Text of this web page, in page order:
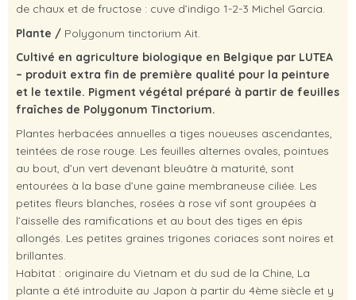
de chaux et de fructose : cuve d’indigo 1-2-3 Michel Garcia.
Plante / Polygonum tinctorium Ait.
Cultivé en agriculture biologique en Belgique par LUTEA
– produit extra fin de première qualité pour la peinture
et le textile. Pigment végétal préparé à partir de feuilles
fraîches de Polygonum Tinctorium.
Plantes herbacées annuelles a tiges noueuses ascendantes,
teintées de rose rouge. Les feuilles alternes ovales, pointues
au bout, d’un vert devenant bleuâtre à maturité, sont
entourées à la base d’une gaine membraneuse ciliée. Les
petites fleurs blanches, rosées à rose vif sont groupées à
l’aisselle des ramifications et au bout des tiges en épis
allongés. Les petites graines trigones coriaces sont noires et
brillantes.
Habitat : originaire du Vietnam et du sud de la Chine, La
plante a été introduite au Japon à partir du 4ème siècle et y